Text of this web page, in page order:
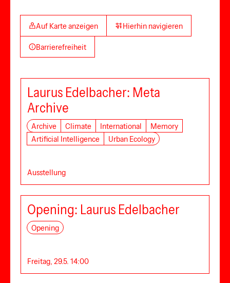
Auf Karte anzeigen Hierhin navigieren
Barrierefreiheit
Laurus Edelbacher: Meta
Archive
Archive Climate International
Memory
Artificial Intelligence
Urban Ecology
Ausstellung
Opening: Laurus Edelbacher
Opening
Freitag, 29.5. 14:00